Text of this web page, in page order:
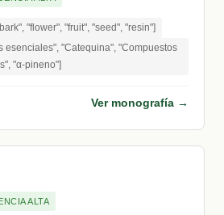
"flower", "fruit", "seed", "resin"]
esenciales", "Catequina", "Compuestos
"α-pineno"]
Ver monografía →
ALTA